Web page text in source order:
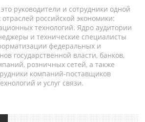
руководители и сотрудники одной
российской экономики:
технологий. Ядро аудитории
и технические специалисты
федеральных и
государственной власти, банков,
розничных сетей, а также
компаний-поставщиков
и услуг связи.